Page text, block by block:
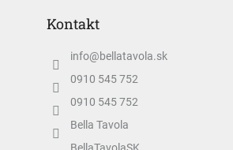
Kontakt
info@bellatavola.sk
0910 545 752
0910 545 752
Bella Tavola